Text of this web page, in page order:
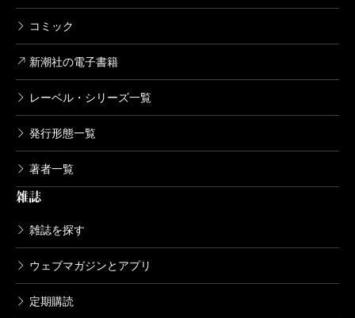
コミック
新潮社の電子書籍
レーベル・シリーズ一覧
発行形態一覧
著者一覧
雑誌
雑誌を探す
ウェブマガジンとアプリ
定期購読